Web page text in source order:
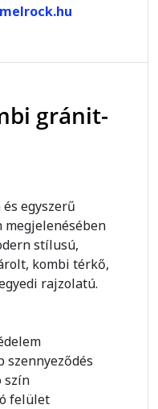
gránit-
egyszerű
stílusú,
kombi térkő,
rajzolatú.
szennyeződés
szín
felület